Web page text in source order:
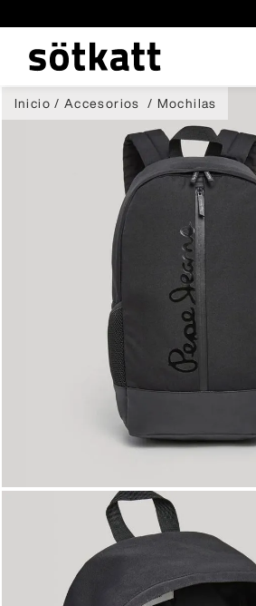
Accesorios Mochilas